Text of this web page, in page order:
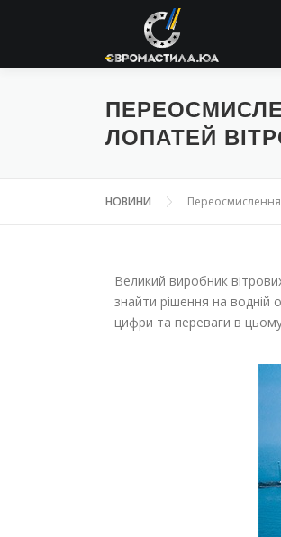
ЛОПАТЕЙ
НОВИНИ Переосмислення
Великий виробник
знайти рішення на водній
цифри та переваги в